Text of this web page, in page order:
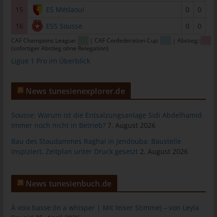
15
ES Métlaoui 0
0
16
ESS Sousse 0 0
CAF Champions League: | CAF Confederation Cup:
| Abstieg::
(sofortiger Abstieg ohne Relegation)
Ligue 1 Pro im Überblick
News tunesienexplorer.de
Sousse: Warum ist die Entsalzungsanlage Sidi Abdelhamid
immer noch nicht in Betrieb? 7. August 2026
Bau des Staudammes Raghai in Jendouba: Baustelle
inspiziert, Zeitplan unter Druck gesetzt 2. August 2026
News tunesienbuch.de
À voix basse (In a whisper | Mit leiser Stimme) – von Leyla
tunesienfussball.de
Uwe Wassenberg
Rue 2 Mars
4022 Akouda - Tunesien
E-Mail:
Cookies
Die Internetseiten verwenden Cookies. Cookies sind
Textdateien, welche über einen Internetbrowser auf einem
Computersystem abgelegt und gespeichert werden.
Cookies enthalten eine sogenannte Cookie-ID. Eine Cookie-ID
ist eine eindeutige Kennung des Cookies. Sie besteht aus einer
konkreten Internetbrowser zugeordnet werden können, in dem